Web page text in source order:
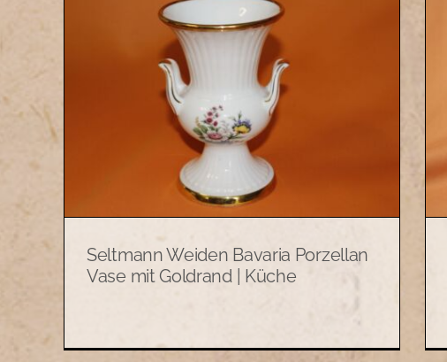
|
Seltmann Weiden Bavaria Porzellan
Vase mit Goldrand | Küche
Seltenes Weinglas mit
echtem Gamskrickerl –
handgefertigtes Einzelstück |
Küche
Keramik und Küchenutensilien